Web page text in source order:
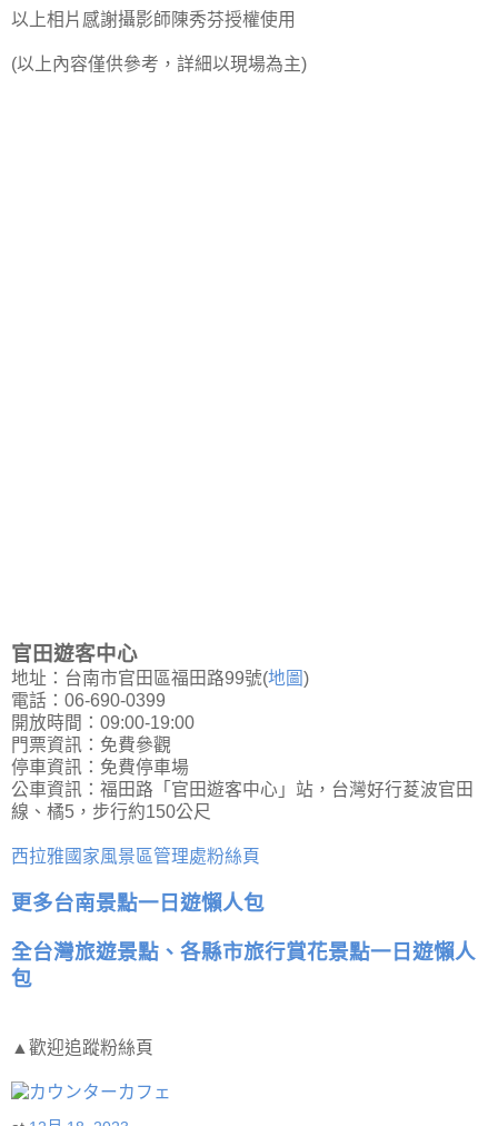
以上相片感謝攝影師陳秀芬授權使用
(以上內容僅供參考，詳細以現場為主)
官田遊客中心
地址：台南市官田區福田路99號(地圖)
電話：06-690-0399
開放時間：09:00-19:00
門票資訊：免費參觀
停車資訊：免費停車場
公車資訊：福田路「官田遊客中心」站，台灣好行荾波官田
線、橘5，步行約150公尺
西拉雅國家風景區管理處粉絲頁
更多台南景點一日遊懶人包
全台灣旅遊景點、各縣市旅行賞花景點一日遊懶人
包
▲歡迎追蹤粉絲頁